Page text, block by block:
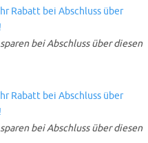
bei Abschluss über diesen
bei Abschluss über diesen